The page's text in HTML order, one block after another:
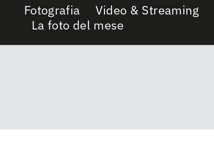
Fotografia Video & Streaming
La foto del mese